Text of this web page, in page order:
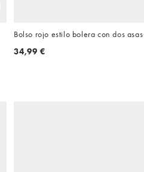
Bolso rojo estilo bolera con dos
34,99 €